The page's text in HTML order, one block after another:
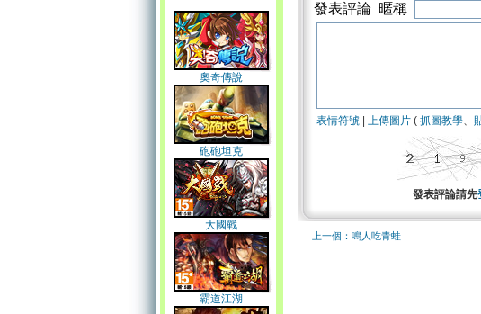
奧奇傳說
砲砲坦克
大國戰
霸道江湖
發表評論 暱稱
表情符號 上傳圖片 ( 抓圖教學、
發表評論請先
上一個：鳴人吃青蛙